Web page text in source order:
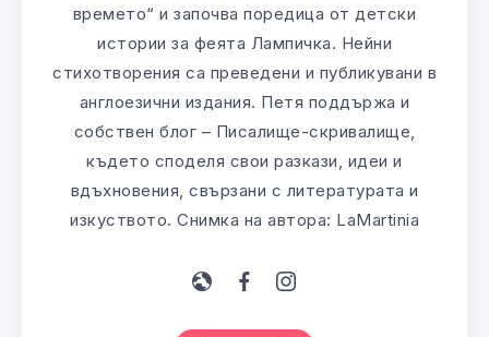
времето“ и започва поредица от детски
истории за феята Лампичка. Нейни
стихотворения са преведени и публикувани в
англоезични издания. Петя поддържа и
собствен блог – Писалище-скривалище,
където споделя свои разкази, идеи и
вдъхновения, свързани с литературата и
изкуството. Снимка на автора: LaMartinia